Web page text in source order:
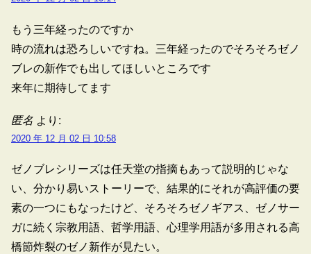
もう三年経ったのですか
時の流れは恐ろしいですね。三年経ったのでそろそろゼノ
ブレの新作でも出してほしいところです
来年に期待してます
匿名 より:
2020 年 12 月 02 日 10:58
ゼノブレシリーズは任天堂の指摘もあって説明的じゃな
い、分かり易いストーリーで、結果的にそれが高評価の要
素の一つにもなったけど、そろそろゼノギアス、ゼノサー
ガに続く宗教用語、哲学用語、心理学用語が多用される高
橋節炸裂のゼノ新作が見たい。